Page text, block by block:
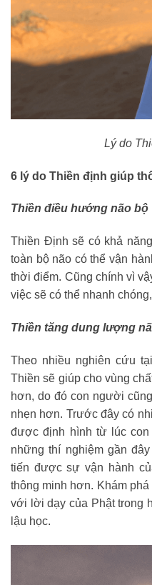
Lý do Thiền Định
6 lý do Thiền định giúp
Thiền điều hướng não bộ
Thiền Định sẽ có khả
toàn bộ não có thể vận
thời điểm. Cũng chính vì
việc sẽ có thể nhanh
Thiền tăng dung lượng
Theo nhiều nghiên cứu
Thiền sẽ giúp cho vùng
hơn, do đó con người
nhẹn hơn. Trước đây có
được định hình từ lúc
những thí nghiệm gần
tiến được sự vận hành
thông minh hơn. Khám
với lời dạy của Phật trong
lậu học.